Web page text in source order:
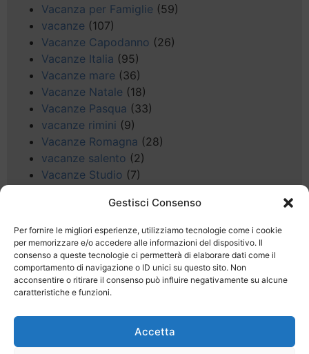
Gestisci Consenso
Per fornire le migliori esperienze, utilizziamo tecnologie come i cookie
per memorizzare e/o accedere alle informazioni del dispositivo. Il
consenso a queste tecnologie ci permetterà di elaborare dati come il
comportamento di navigazione o ID unici su questo sito. Non
acconsentire o ritirare il consenso può influire negativamente su alcune
caratteristiche e funzioni.
Accetta
Vacanza per Famiglie (59)
vacanze (107)
Vacanze Capodanno (26)
Vacanze Italia (95)
Vacanze mare (36)
Vacanze Natale (18)
Vacanze Pasqua (33)
vacanze rimini (9)
Vacanze Romagna (28)
vacanze salento (2)
Vacanze Studio (7)
(5)
Veneto (25)
Voli low cost(4)
Web(9)
week end(45)
Wellness(11)